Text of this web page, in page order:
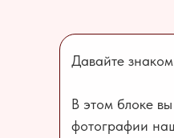
Давайте
В этом блоке
фотографии